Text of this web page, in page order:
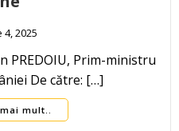
4, 2025
PREDOIU, Prim-ministru
De către: […]
mult..